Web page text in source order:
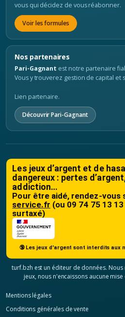
vous qui décidez de vous réabonner.
Voir les formules
Nos partenaires
Pari-Gagnant est notre partenaire
Vous y trouverez gestion de capital et
Lien partenaire.
Découvrir Pari-Gagnant
Les jeux d’argent et de
dangereux : pertes
addiction…
Pour être aidé, rendez-vous
service.fr (ou 09 74 75 13
surtaxé)
🔞 Les jeux d'argent sont interdits aux
turf.bzh est un éditeur de données.
jeux, nous n'encaissons aucune
Mentions légales
Conditions générales de vente